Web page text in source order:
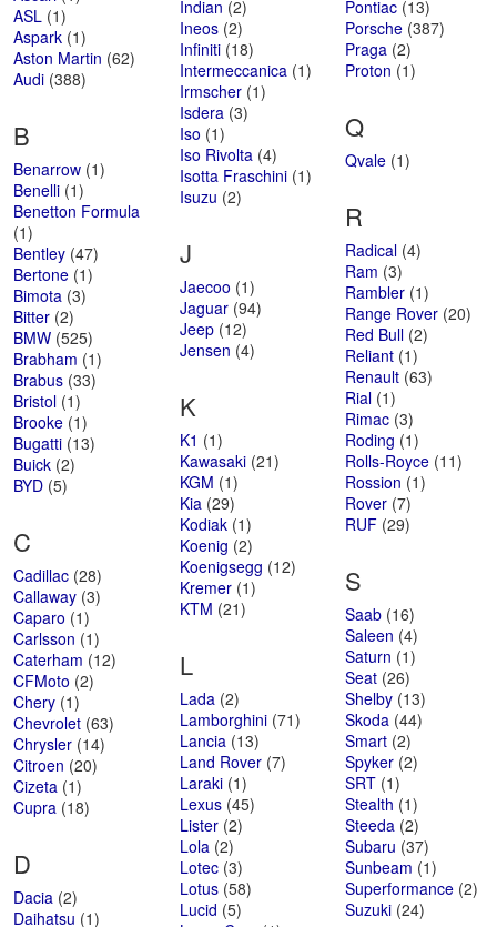
ASL (1)
Aspark (1)
Aston Martin (62)
Audi (388)
B
Benarrow (1)
Benelli (1)
Benetton Formula
(1)
Bentley (47)
Bertone (1)
Bimota (3)
Bitter (2)
BMW (525)
Brabham (1)
Brabus (33)
Bristol (1)
Brooke (1)
Bugatti (13)
Buick (2)
BYD (5)
C
Cadillac (28)
Callaway (3)
Caparo (1)
Carlsson (1)
Caterham (12)
CFMoto (2)
Chery (1)
Chevrolet (63)
Chrysler (14)
Citroen (20)
Cizeta (1)
Cupra (18)
D
Dacia (2)
Daihatsu (1)
Indian (2)
Ineos(2)
Infiniti(18)
Intermeccanica(1)
Irmscher(1)
Isdera(3)
Iso (1)
Iso Rivolta(4)
Isotta Fraschini(1)
Isuzu (2)
J
Jaecoo (1)
Jaguar(94)
Jeep(12)
Jensen (4)
K
K1 (1)
Kawasaki(21)
KGM (1)
Kia(29)
Kodiak(1)
Koenig (2)
Koenigsegg (12)
Kremer(1)
KTM (21)
L
Lada(2)
Lamborghini(71)
Lancia(13)
Land Rover(7)
Laraki(1)
Lexus(45)
Lister(2)
Lola(2)
Lotec(3)
Lotus(58)
Lucid (5)
Pontiac (13)
Porsche (387)
Praga (2)
Proton (1)
Q
Qvale (1)
R
Radical (4)
Ram (3)
Rambler (1)
Range Rover (20)
Red Bull (2)
Reliant (1)
Renault (63)
Rial (1)
Rimac (3)
Roding (1)
Rolls-Royce (11)
Rossion (1)
Rover (7)
RUF (29)
S
Saab (16)
Saleen (4)
Saturn (1)
Seat (26)
Shelby (13)
Skoda (44)
Smart (2)
Spyker (2)
SRT (1)
Stealth (1)
Steeda (2)
Subaru (37)
Sunbeam (1)
Superformance (2)
Suzuki (24)